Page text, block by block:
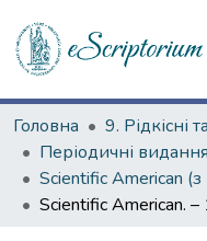
Головна